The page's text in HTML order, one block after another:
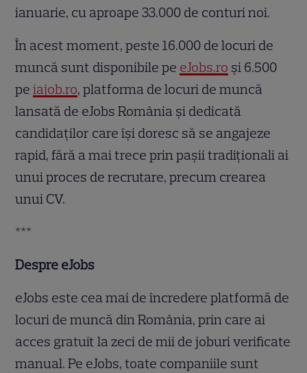
ianuarie, cu aproape 33.000 de conturi noi.
În acest moment, peste 16.000 de locuri de
muncă sunt disponibile pe eJobs.ro și 6.500
peiajob.ro, platforma de locuri de muncă
lansată de eJobs România și dedicată
candidaților care își doresc să se angajeze
rapid, fără a mai trece prin pașii tradiționali ai
unui proces de recrutare, precum crearea
unui CV.
***
Despre eJobs
eJobs este cea mai de încredere platformă de
locuri de muncă din România, prin care ai
acces gratuit la zeci de mii de joburi verificate
manual. Pe eJobs, toate companiile sunt